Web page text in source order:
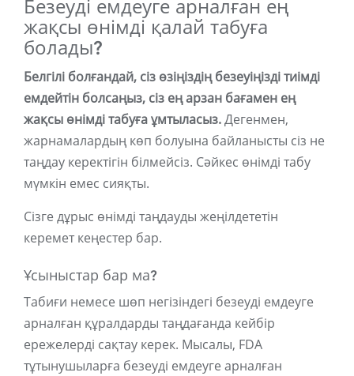
Безеуді емдеуге арналған ең
жақсы өнімді қалай табуға
болады?
Белгілі болғандай, сіз өзіңіздің безеуіңізді тиімді
емдейтін болсаңыз, сіз ең арзан бағамен ең
жақсы өнімді табуға ұмтыласыз.Дегенмен,
жарнамалардың көп болуына байланысты сіз не
таңдау керектігін білмейсіз. Сәйкес өнімді табу
мүмкін емес сияқты.
Сізге дұрыс өнімді таңдауды жеңілдететін
керемет кеңестер бар.
Ұсыныстар бар ма?
Табиғи немесе шөп негізіндегі безеуді емдеуге
арналған құралдарды таңдағанда кейбір
ережелерді сақтау керек. Мысалы, FDA
тұтынушыларға безеуді емдеуге арналған